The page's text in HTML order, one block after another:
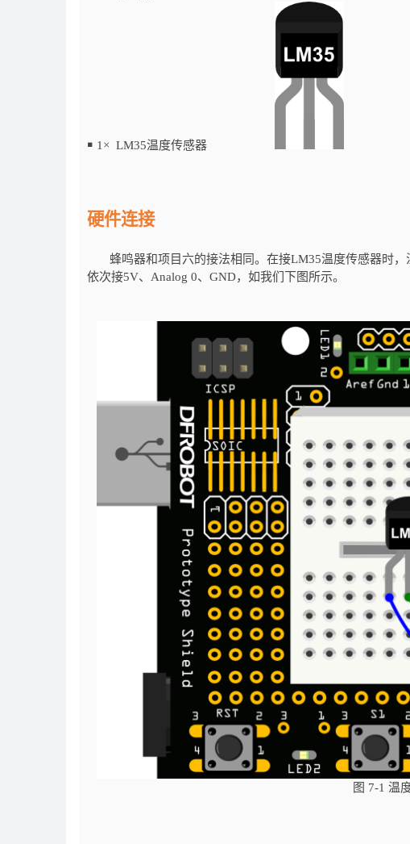
￭ 1× LM35温度传感器
硬件连接
蜂鸣器和项目六的接法相同。在接LM35温度传感器时，
依次接5V、 Analog 0、 GND，如我们下图所示。
图 7-1 温